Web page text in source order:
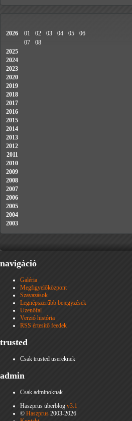
2026 01 02 03 04 05
06
07
08
2025
2024
2023
2020
2019
2018
2017
2016
2015
2014
2013
2012
2011
2010
2009
2008
2007
2006
2005
2004
2003
navigáció
Galéria
Megfigyelőközpont
Szavazások
Legnépszerűbb bejegyzések
Üzenőfal
Verzió história
RSS értesítő feedek
trusted
Csak trusted usereknek
admin
Csak adminoknak
Haszprus überblog v3.1
© Haszprus 2003-2026